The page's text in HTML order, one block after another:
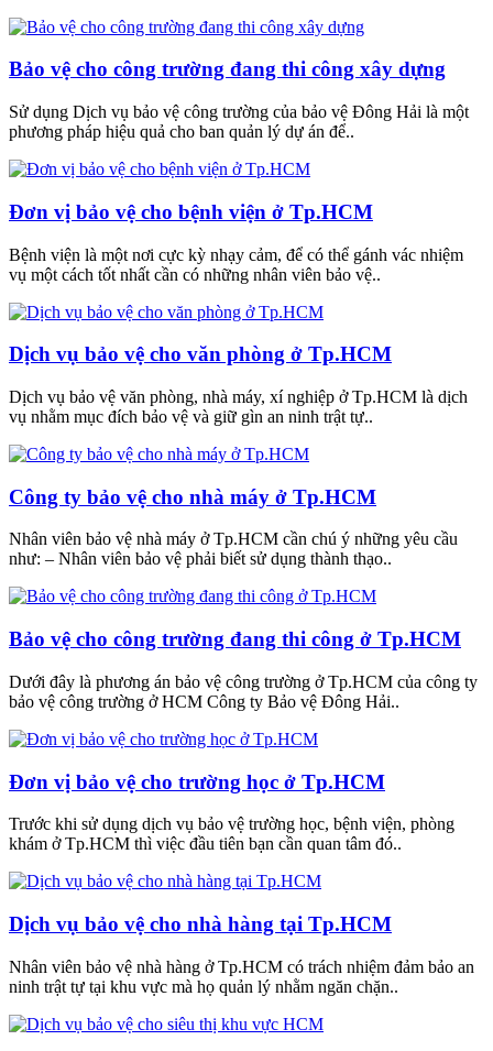
Bảo vệ cho công trường đang thi công xây dựng
Sử dụng Dịch vụ bảo vệ công trường của bảo vệ Đông Hải là một
phương pháp hiệu quả cho ban quản lý dự án để..
Đơn vị bảo vệ cho bệnh viện ở Tp.HCM
Bệnh viện là một nơi cực kỳ nhạy cảm, để có thể gánh vác nhiệm
vụ một cách tốt nhất cần có những nhân viên bảo vệ..
Dịch vụ bảo vệ cho văn phòng ở Tp.HCM
Dịch vụ bảo vệ văn phòng, nhà máy, xí nghiệp ở Tp.HCM là dịch
vụ nhằm mục đích bảo vệ và giữ gìn an ninh trật tự..
Công ty bảo vệ cho nhà máy ở Tp.HCM
Nhân viên bảo vệ nhà máy ở Tp.HCM cần chú ý những yêu cầu
như: – Nhân viên bảo vệ phải biết sử dụng thành thạo..
Bảo vệ cho công trường đang thi công ở Tp.HCM
Dưới đây là phương án bảo vệ công trường ở Tp.HCM của công ty
bảo vệ công trường ở HCM Công ty Bảo vệ Đông Hải..
Đơn vị bảo vệ cho trường học ở Tp.HCM
Trước khi sử dụng dịch vụ bảo vệ trường học, bệnh viện, phòng
khám ở Tp.HCM thì việc đầu tiên bạn cần quan tâm đó..
Dịch vụ bảo vệ cho nhà hàng tại Tp.HCM
Nhân viên bảo vệ nhà hàng ở Tp.HCM có trách nhiệm đảm bảo an
ninh trật tự tại khu vực mà họ quản lý nhằm ngăn chặn..